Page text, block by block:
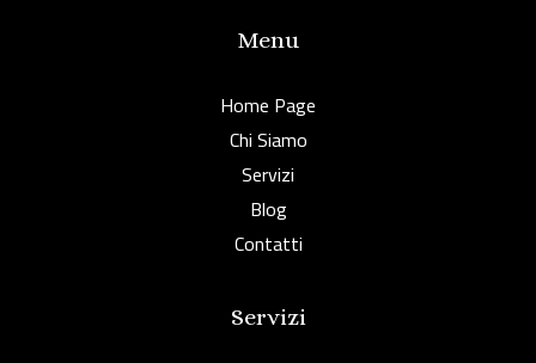
Menu
Home Page
Chi Siamo
Servizi
Blog
Contatti
Servizi